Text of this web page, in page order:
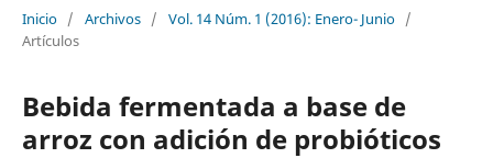
Inicio / Archivos / Vol. 14 Núm. 1 (2016): Enero- Junio /
Artículos
Bebida fermentada a base de
arroz con adición de probióticos